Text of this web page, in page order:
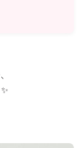
よろしくお